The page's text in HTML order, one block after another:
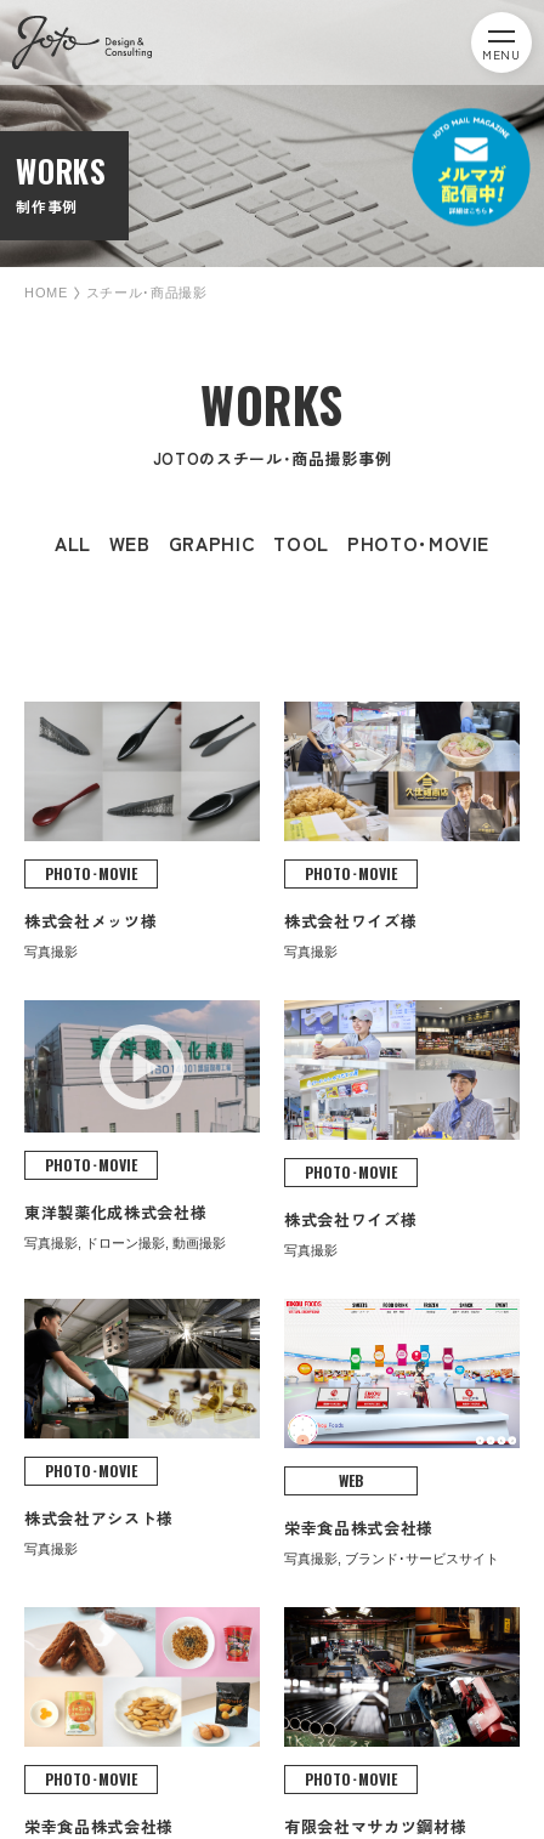
MENU
WORKS
制作事例
HOME スチール･商品撮影
WORKS
JOTOのスチール･商品撮影事例
ALL WEB GRAPHIC TOOL PHOTO･MOVIE
PHOTO･MOVIE
株式会社メッツ様
写真撮影
PHOTO･MOVIE
株式会社ワイズ様
写真撮影
PHOTO･MOVIE
東洋製薬化成株式会社様
写真撮影, ドローン撮影, 動画撮影
PHOTO･MOVIE
株式会社ワイズ様
写真撮影
PHOTO･MOVIE
株式会社アシスト様
写真撮影
WEB
栄幸食品株式会社様
写真撮影, ブランド･サービスサイト
PHOTO･MOVIE
栄幸食品株式会社様
PHOTO･MOVIE
有限会社マサカツ鋼材様